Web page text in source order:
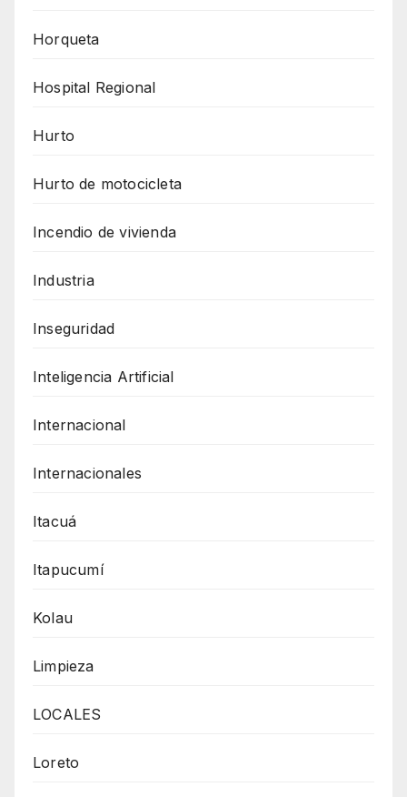
Horqueta
Hospital Regional
Hurto
Hurto de motocicleta
Incendio de vivienda
Industria
Inseguridad
Inteligencia Artificial
Internacional
Internacionales
Itacuá
Itapucumí
Kolau
Limpieza
LOCALES
Loreto